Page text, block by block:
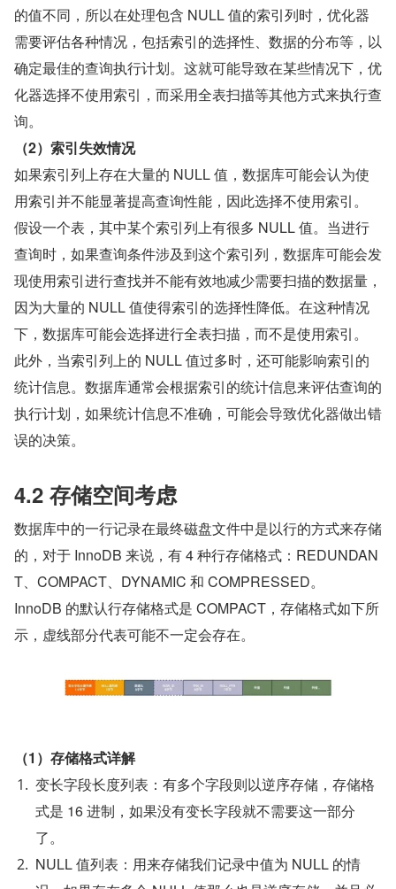
的值不同，所以在处理包含 NULL 值的索引列时，优化器
需要评估各种情况，包括索引的选择性、数据的分布等，以
确定最佳的查询执行计划。这就可能导致在某些情况下，优
化器选择不使用索引，而采用全表扫描等其他方式来执行查
询。
（2）索引失效情况
如果索引列上存在大量的 NULL 值，数据库可能会认为使
用索引并不能显著提高查询性能，因此选择不使用索引。
假设一个表，其中某个索引列上有很多 NULL 值。当进行
查询时，如果查询条件涉及到这个索引列，数据库可能会发
现使用索引进行查找并不能有效地减少需要扫描的数据量，
因为大量的 NULL 值使得索引的选择性降低。在这种情况
下，数据库可能会选择进行全表扫描，而不是使用索引。
此外，当索引列上的 NULL 值过多时，还可能影响索引的
统计信息。数据库通常会根据索引的统计信息来评估查询的
执行计划，如果统计信息不准确，可能会导致优化器做出错
误的决策。
4.2 存储空间考虑
数据库中的一行记录在最终磁盘文件中是以行的方式来存储
的，对于 InnoDB 来说，有 4 种行存储格式：REDUNDAN
T、COMPACT、DYNAMIC 和 COMPRESSED。
InnoDB 的默认行存储格式是 COMPACT，存储格式如下所
示，虚线部分代表可能不一定会存在。
（1）存储格式详解
变长字段长度列表：有多个字段则以逆序存储，存储格
式是 16 进制，如果没有变长字段就不需要这一部分
了。
NULL 值列表：用来存储我们记录中值为 NULL 的情